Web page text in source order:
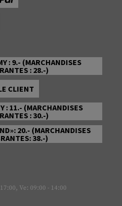
: 9.- (MARCHANDISES
: 28.-)
CLIENT
: 11.- (MARCHANDISES
: 30.-)
20.- (MARCHANDISES
38.-)
Ve: 09:00 - 14:00